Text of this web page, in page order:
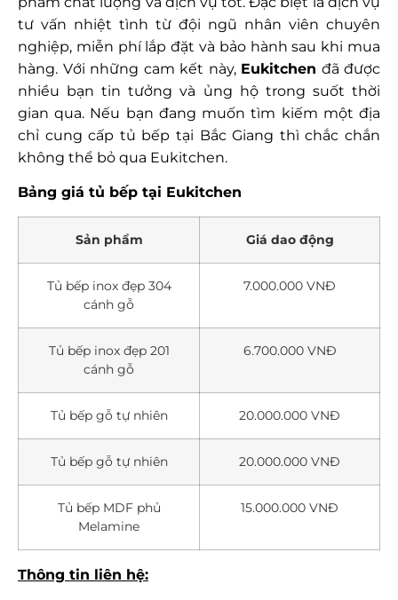
tư vấn nhiệt tình từ đội ngũ nhân viên chuyên
nghiệp, miễn phí lắp đặt và bảo hành sau khi mua
hàng. Với những cam kết này, Eukitchen đã được
nhiều bạn tin tưởng và ủng hộ trong suốt thời
gian qua. Nếu bạn đang muốn tìm kiếm một địa
chỉ cung cấp tủ bếp tại Bắc Giang thì chắc chắn
không thể bỏ qua Eukitchen.
Bảng giá tủ bếp tại Eukitchen
Sản phẩm Giá dao động
Tủ bếp inox đẹp 304
cánh gỗ
7.000.000 VNĐ
Tủ bếp inox đẹp 201
cánh gỗ
6.700.000 VNĐ
Tủ bếp gỗ tự nhiên 20.000.000 VNĐ
Tủ bếp gỗ tự nhiên 20.000.000 VNĐ
Tủ bếp MDF phủ
Melamine
15.000.000 VNĐ
Thông tin liên hệ: